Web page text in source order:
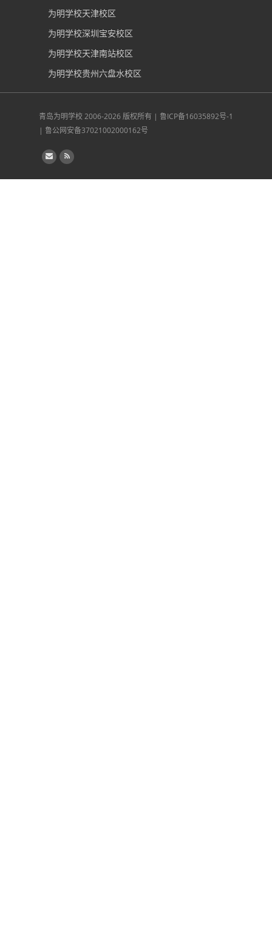
为明学校天津校区
为明学校深圳宝安校区
为明学校天津南站校区
为明学校贵州六盘水校区
青岛为明学校2006-2026 版权所有 | 鲁ICP备16035892号-1
| 鲁公网安备37021002000162号